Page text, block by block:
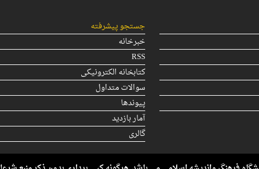
جستجو پیشرفته
خبرخانه
RSS
کتابخانه الکترونیکی
سوالات متداول
پیوندها
آمار بازدید
گالری